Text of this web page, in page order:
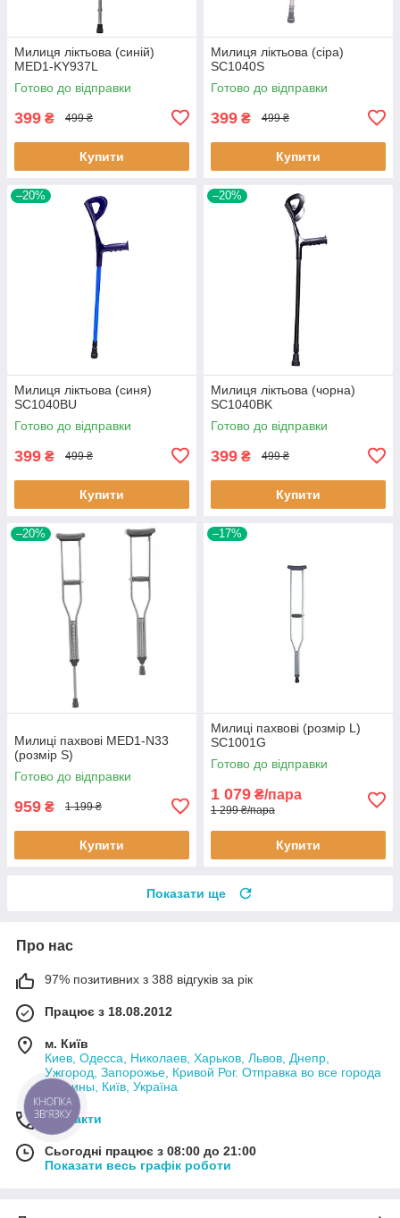
Милиця ліктьова (синій)
MED1-KY937L
Готово до відправки
399 ₴ 499 ₴
Купити
Милиця ліктьова (сіра)
SC1040S
Готово до відправки
399 ₴ 499 ₴
Купити
–20%
Милиця ліктьова (синя)
SC1040BU
Готово до відправки
399 ₴ 499 ₴
Купити
–20%
Милиця ліктьова (чорна)
SC1040BK
Готово до відправки
399 ₴ 499 ₴
Купити
–20%
Милиці пахвові MED1-N33
(розмір S)
Готово до відправки
959 ₴ 1 199 ₴
Купити
–17%
Милиці пахвові (розмір L)
SC1001G
Готово до відправки
1 079 ₴/пара
1 299 ₴/пара
Купити
Показати ще
Про нас
97% позитивних з 388 відгуків за рік
Працює з 18.08.2012
м. Київ
Киев, Одесса, Николаев, Харьков, Львов, Днепр,
Ужгород, Запорожье, Кривой Рог. Отправка во все города
Украины, Київ, Україна
Контакти
Сьогодні працює з 08:00 до 21:00
Показати весь графік роботи
КНОПКА
ЗВ'ЯЗКУ